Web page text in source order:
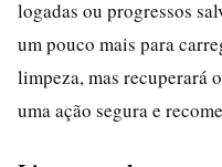
logadas ou progressos
um pouco mais para
limpeza, mas recuperará
uma ação segura e